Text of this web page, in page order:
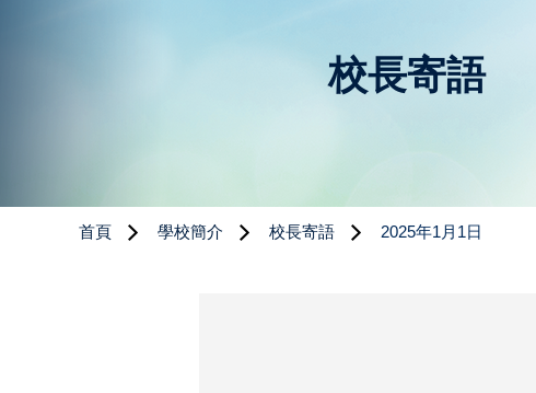
校長寄語
首頁 學校簡介 校長寄語 2025年1月1日